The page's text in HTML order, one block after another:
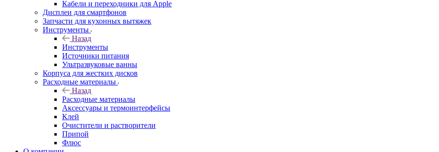
Кабели и переходники для Apple
Дисплеи для смартфонов
Запчасти для кухонных вытяжек
Инструменты
Назад
Инструменты
Источники питания
Ультразвуковые ванны
Корпуса для жестких дисков
Расходные материалы
Назад
Расходные материалы
Аксессуары и термоинтерфейсы
Клей
Очистители и растворители
Припой
Флюс